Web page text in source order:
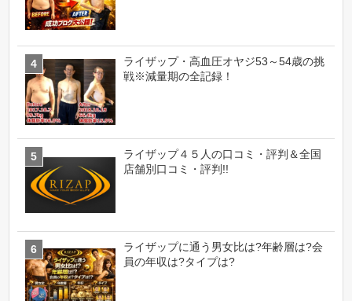
ライザップ・高血圧オヤジ53～54歳の挑
戦※減量期の全記録！
ライザップ４５人の口コミ・評判＆全国
店舗別口コミ・評判!!
ライザップに通う男女比は?年齢層は?会
員の年収は?タイプは?